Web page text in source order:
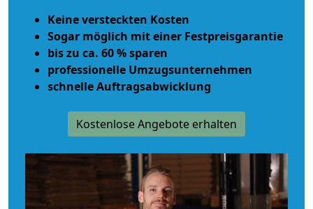
Keine versteckten Kosten
Sogar möglich mit einer Festpreisgarantie
bis zu ca. 60 % sparen
professionelle Umzugsunternehmen
schnelle Auftragsabwicklung
Kostenlose Angebote erhalten